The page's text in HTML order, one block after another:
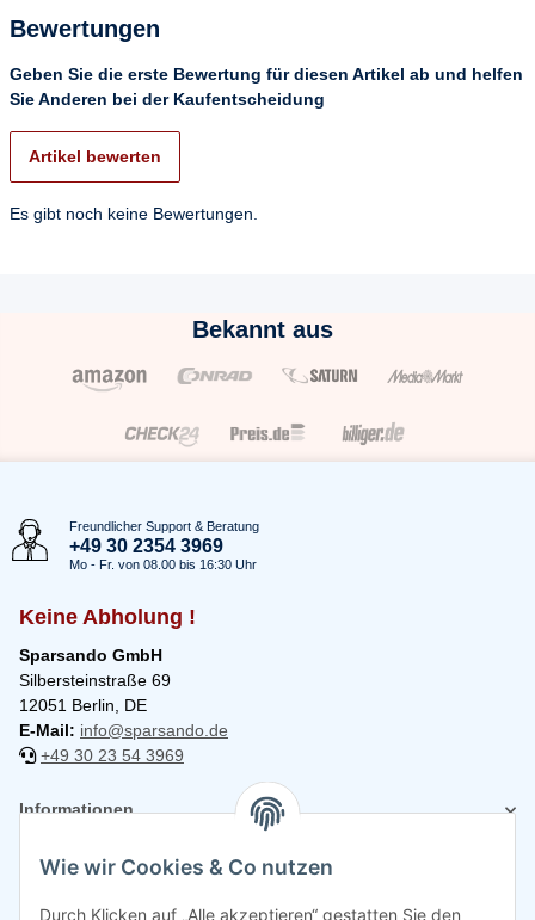
Bewertungen
Geben Sie die erste Bewertung für diesen Artikel ab und helfen
Sie Anderen bei der Kaufentscheidung
Artikel bewerten
Es gibt noch keine Bewertungen.
Bekannt aus
Freundlicher Support & Beratung
+49 30 2354 3969
Mo - Fr. von 08.00 bis 16:30 Uhr
Keine Abholung !
Sparsando GmbH
Silbersteinstraße 69
12051 Berlin, DE
E-Mail: info@sparsando.de
+49 30 23 54 3969
Informationen
Rechtliches
Wie wir Cookies & Co nutzen
Durch Klicken auf „Alle akzeptieren“ gestatten Sie den